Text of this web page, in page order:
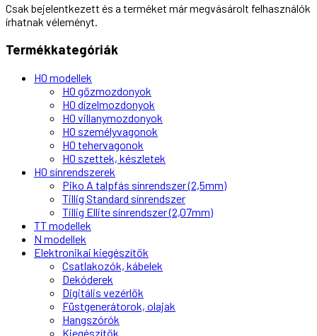
Csak bejelentkezett és a terméket már megvásárolt felhasználók
írhatnak véleményt.
Termékkategóriák
H0 modellek
H0 gőzmozdonyok
H0 dízelmozdonyok
H0 villanymozdonyok
H0 személyvagonok
H0 tehervagonok
H0 szettek, készletek
H0 sínrendszerek
Piko A talpfás sínrendszer (2,5mm)
Tillig Standard sínrendszer
Tillig Ellite sínrendszer (2,07mm)
TT modellek
N modellek
Elektronikai kiegészítők
Csatlakozók, kábelek
Dekóderek
Digitális vezérlők
Füstgenerátorok, olajak
Hangszórók
Kiegészítők